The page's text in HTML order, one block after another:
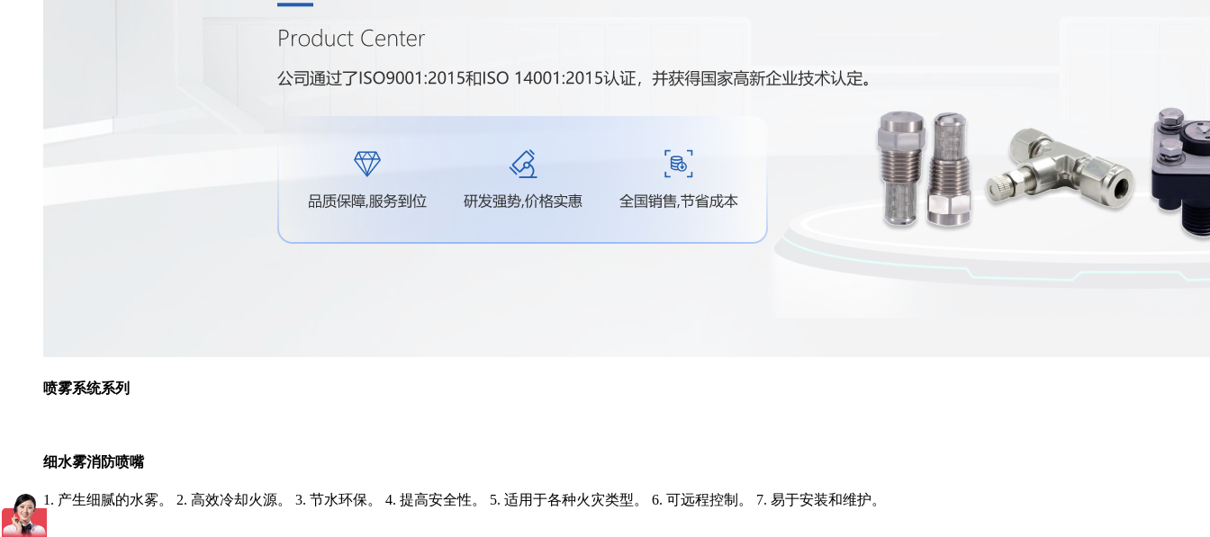
喷雾系统系列
细水雾消防喷嘴
1. 产生细腻的水雾。 2. 高效冷却火源。 3. 节水环保。 4. 提高安全性。 5. 适用于各种火灾类型。 6. 可远程控制。 7. 易于安装和维护。